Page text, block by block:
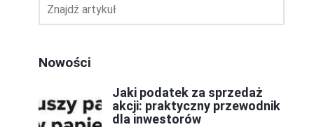
Nowości
Jaki podatek za sprzedaż
akcji: praktyczny przewodnik
dla inwestorów